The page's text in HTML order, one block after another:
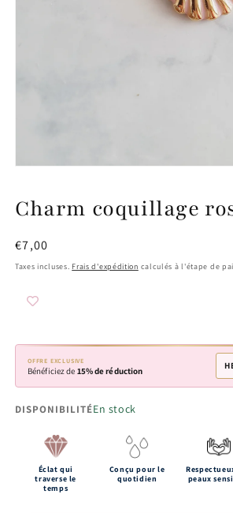
1
dans
fenêtre
modale
Charm coquillage
Prix
habituel
€7,00
Taxes incluses. Frais d'expédition calculés à l'étape de
OFFRE EXCLUSIVE
Bénéficiez de 15% de réduction
DISPONIBILITÉEn stock
Éclat qui
traverse le
temps
Conçu pour le
quotidien
peaux